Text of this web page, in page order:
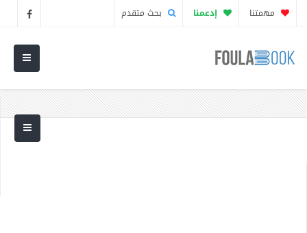
مهمتنا إدعمنا بحث متقدم